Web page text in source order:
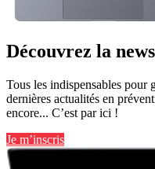
Découvrez la
Tous les indispensables pour
dernières actualités en
encore... C’est par ici !
Je m’inscris